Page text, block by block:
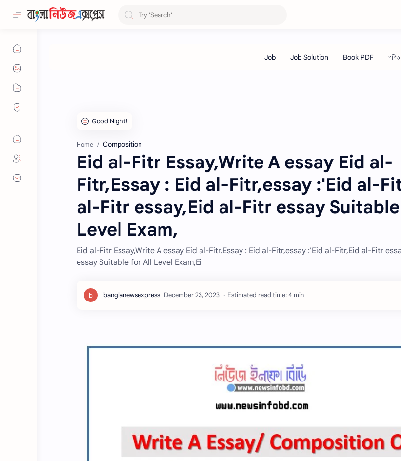
Home Composition
Eid al-Fitr Essay,Write A essay Eid al-
Fitr,Essay : Eid al-Fitr,essay :'Eid al-
al-Fitr essay,Eid al-Fitr essay
Level Exam,
Eid al-Fitr Essay,Write A essay Eid al-Fitr,Essay : Eid al-Fitr,essay :'Eid al-Fitr,Eid al-Fitr
essay Suitable for All Level Exam,Ei
Estimated read time: 4 min